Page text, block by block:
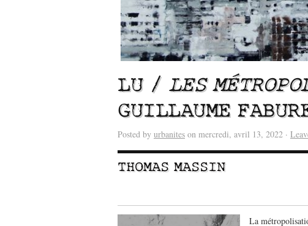
LU / LES
GUILLAUME
Posted by urbanites on mercredi, avril 13, 2022 ·
THOMAS MASSIN
La
Lu /Sous le feu du numérique.